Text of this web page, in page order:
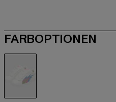
FARBOPTIONEN